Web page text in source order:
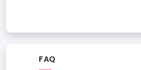
FAQ